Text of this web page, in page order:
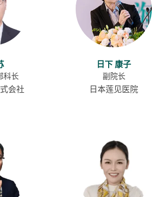
科长
会社
日下 康子
副院长
日本莲见医院